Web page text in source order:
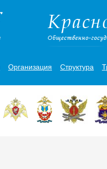
Организация Структура